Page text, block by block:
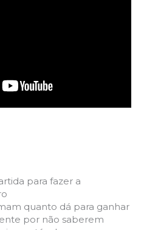
para fazer a
quanto dá para ganhar
por não saberem